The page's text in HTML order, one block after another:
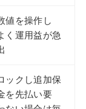
値を操作し
く運用益が急
ックし追加保
を先払い要